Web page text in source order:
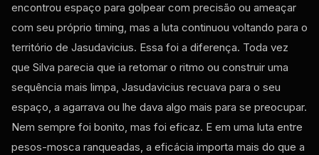
encontrou espaço para golpear com precisão ou ameaçar
com seu próprio timing, mas a luta continuou voltando para o
território de Jasudavicius. Essa foi a diferença. Toda vez
que Silva parecia que ia retomar o ritmo ou construir uma
sequência mais limpa, Jasudavicius recuava para o seu
espaço, a agarrava ou lhe dava algo mais para se preocupar.
Nem sempre foi bonito, mas foi eficaz. E em uma luta entre
pesos-mosca ranqueadas, a eficácia importa mais do que a